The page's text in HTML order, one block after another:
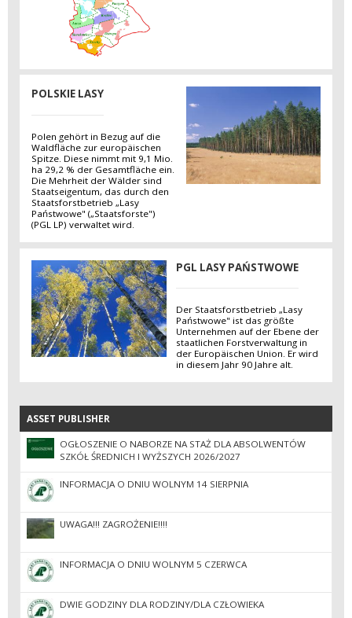
POLSKIE LASY
Polen gehört in Bezug auf die
Waldfläche zur europäischen
Spitze. Diese nimmt mit 9,1 Mio.
ha 29,2 % der Gesamtfläche ein.
Die Mehrheit der Wälder sind
Staatseigentum, das durch den
Staatsforstbetrieb „Lasy
Państwowe" („Staatsforste")
(PGL LP) verwaltet wird.
PGL LASY PAŃSTWOWE
Der Staatsforstbetrieb „Lasy
Państwowe" ist das größte
Unternehmen auf der Ebene der
staatlichen Forstverwaltung in
der Europäischen Union. Er wird
in diesem Jahr 90 Jahre alt.
ASSET PUBLISHER
ASSET PUBLISHER
OGŁOSZENIE O NABORZE NA STAŻ DLA ABSOLWENTÓW
SZKÓŁ ŚREDNICH I WYŻSZYCH 2026/2027
INFORMACJA O DNIU WOLNYM 14 SIERPNIA
UWAGA!!! ZAGROŻENIE!!!!
INFORMACJA O DNIU WOLNYM 5 CZERWCA
DWIE GODZINY DLA RODZINY/DLA CZŁOWIEKA